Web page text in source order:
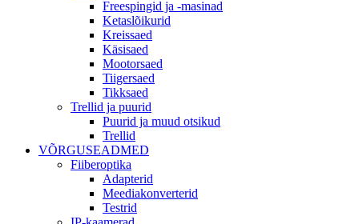
Freespingid ja -masinad
Ketaslõikurid
Kreissaed
Käsisaed
Mootorsaed
Tiigersaed
Tikksaed
Trellid ja puurid
Puurid ja muud otsikud
Trellid
VÕRGUSEADMED
Fiiberoptika
Adapterid
Meediakonverterid
Testrid